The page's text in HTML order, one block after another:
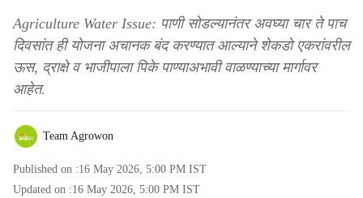
Agriculture Water Issue: पाणी सोडल्यानंतर अवघ्या चार ते पाच
दिवसांत ही योजना अचानक बंद करण्यात आल्याने शेकडो एकरांवरील
ऊस, द्राक्षे व भाजीपाला पिके पाण्याअभावी वाळण्याच्या मार्गावर
आहेत.
Team Agrowon
Published on :16 May 2026, 5:00 PM IST
Updated on :16 May 2026, 5:00 PM IST